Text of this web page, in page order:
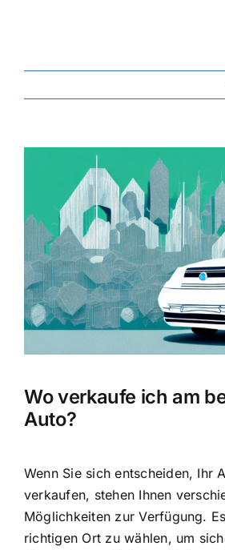
grösseres
Wo verkaufe ich am
Auto?
Wenn Sie sich entscheiden, Ihr
verkaufen, stehen Ihnen
Möglichkeiten zur Verfügung.
richtigen Ort zu wählen, um